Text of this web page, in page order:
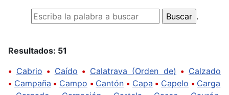
.
Resultados: 51
• Cabrio • Caído • Calatrava (Orden de) • Calzado
• Campaña • Campo • Cantón • Capa • Capelo • Carga